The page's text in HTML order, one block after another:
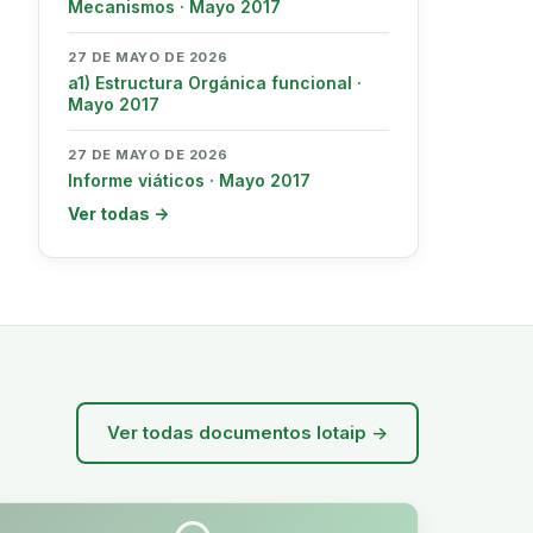
Mecanismos · Mayo 2017
27 DE MAYO DE 2026
a1) Estructura Orgánica funcional ·
Mayo 2017
27 DE MAYO DE 2026
Informe viáticos · Mayo 2017
Ver todas →
Ver todas documentos lotaip →